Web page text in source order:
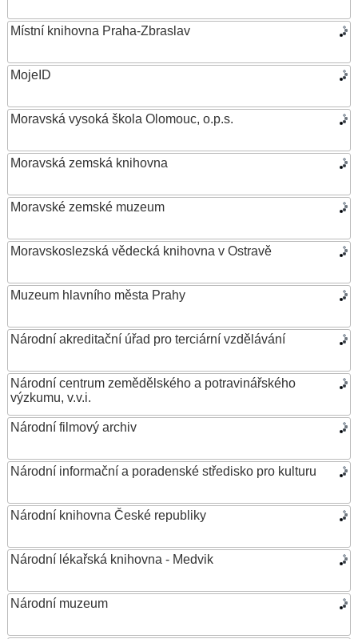
Místní knihovna Praha-Zbraslav
MojeID
Moravská vysoká škola Olomouc, o.p.s.
Moravská zemská knihovna
Moravské zemské muzeum
Moravskoslezská vědecká knihovna v Ostravě
Muzeum hlavního města Prahy
Národní akreditační úřad pro terciární vzdělávání
Národní centrum zemědělského a potravinářského
výzkumu, v.v.i.
Národní filmový archiv
Národní informační a poradenské středisko pro kulturu
Národní knihovna České republiky
Národní lékařská knihovna - Medvik
Národní muzeum